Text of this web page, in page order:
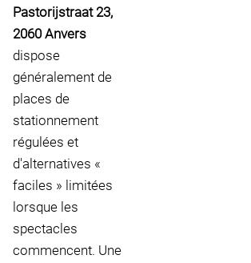
Pastorijstraat 23,
2060 Anvers
dispose
généralement de
places de
stationnement
régulées et
d'alternatives «
faciles » limitées
lorsque les
spectacles
commencent. Une